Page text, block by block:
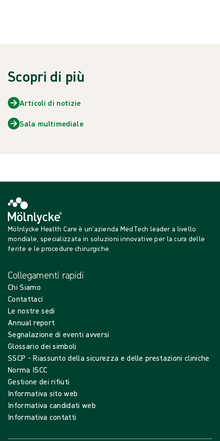
Scopri di più
Articoli di notizie
Sala multimediale
Mölnlycke Health Care è un'azienda MedTech leader a livello
mondiale, specializzata in soluzioni innovative per la cura delle
ferite e le procedure chirurgiche.
Collegamenti rapidi
Chi Siamo
Contattaci
Le nostre sedi
Annual report
Segnalazione di eventi avversi
Glossario dei simboli
SSCP - Riassunto della sicurezza e delle prestazioni cliniche
Norma ISCC
Gestione dei rifiuti
Informativa sito web
Informativa candidati web
Informativa contatti